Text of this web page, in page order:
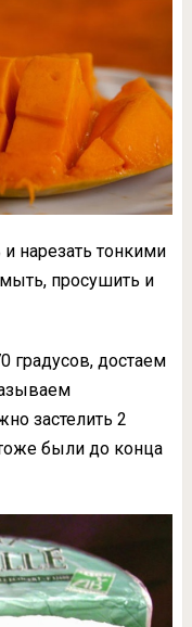
нарезать тонкими
просушить и
градусов, достаем
застелить 2
были до конца